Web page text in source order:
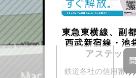
東急東横線、副都
西武新宿線・池
アステッカ
鉄道各社の信用審査